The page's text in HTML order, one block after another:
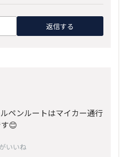
返信する
ペンルートはマイカー通行
😊
がいいね